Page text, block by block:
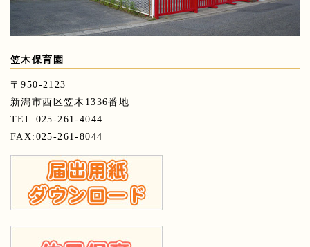
笠木保育園
〒950-2123
新潟市西区笠木1336番地
TEL:025-261-4044
FAX:025-261-8044